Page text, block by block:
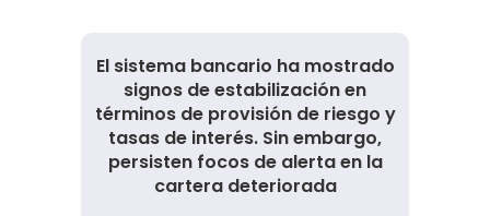
El sistema bancario ha mostrado
signos de estabilización en
términos de provisión de riesgo y
tasas de interés. Sin embargo,
persisten focos de alerta en la
cartera deteriorada